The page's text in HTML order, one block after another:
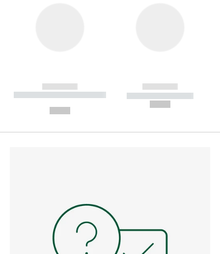
------------
----------- ----------- --------
------------
----------- -----------